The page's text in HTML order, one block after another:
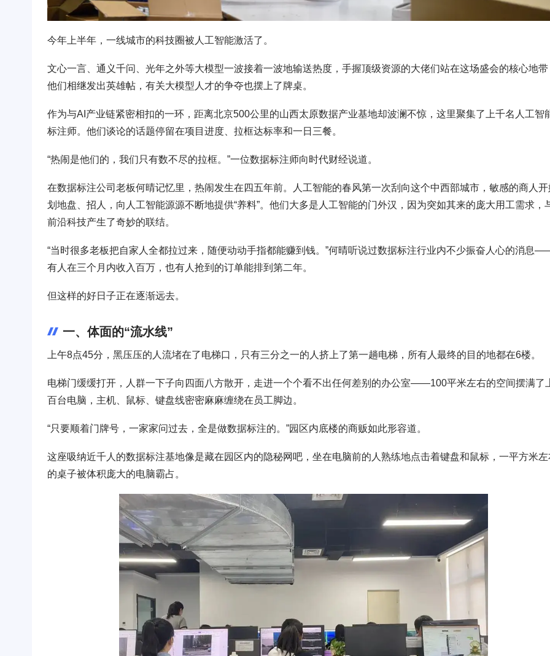
今年上半年，一线城市的科技圈被人工智能激活了。
文心一言、通义千问、光年之外等大模型一波接着一波地输送热度，手握顶级资源的大佬们站在这场盛会的核心地带
他们相继发出英雄帖，有关大模型人才的争夺也摆上了牌桌。
作为与AI产业链紧密相扣的一环，距离北京500公里的山西太原数据产业基地却波澜不惊，这里聚集了上千名人工智
标注师。他们谈论的话题停留在项目进度、拉框达标率和一日三餐。
“热闹是他们的，我们只有数不尽的拉框。”一位数据标注师向时代财经说道。
在数据标注公司老板何晴记忆里，热闹发生在四五年前。人工智能的春风第一次刮向这个中西部城市，敏感的商人开
划地盘、招人，向人工智能源源不断地提供“养料”。他们大多是人工智能的门外汉，因为突如其来的庞大用工需求，
前沿科技产生了奇妙的联结。
“当时很多老板把自家人全都拉过来，随便动动手指都能赚到钱。”何晴听说过数据标注行业内不少振奋人心的消息
有人在三个月内收入百万，也有人抢到的订单能排到第二年。
但这样的好日子正在逐渐远去。
一、体面的“流水线”
上午8点45分，黑压压的人流堵在了电梯口，只有三分之一的人挤上了第一趟电梯，所有人最终的目的地都在6楼。
电梯门缓缓打开，人群一下子向四面八方散开，走进一个个看不出任何差别的办公室——100平米左右的空间摆满了
百台电脑，主机、鼠标、键盘线密密麻麻缠绕在员工脚边。
“只要顺着门牌号，一家家问过去，全是做数据标注的。”园区内底楼的商贩如此形容道。
这座吸纳近千人的数据标注基地像是藏在园区内的隐秘网吧，坐在电脑前的人熟练地点击着键盘和鼠标，一平方米左
的桌子被体积庞大的电脑霸占。